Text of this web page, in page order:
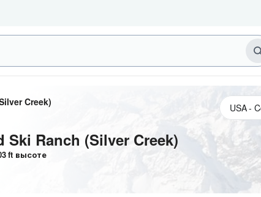
Creek)
Ski Ranch (Silver Creek)
ft высоте